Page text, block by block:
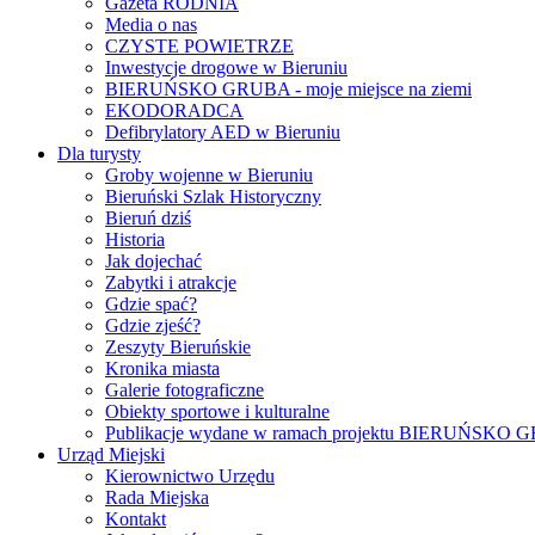
Media o nas
CZYSTE POWIETRZE
Inwestycje drogowe w Bieruniu
BIERUŃSKO GRUBA - moje miejsce na ziemi
EKODORADCA
Defibrylatory AED w Bieruniu
Dla turysty
Groby wojenne w Bieruniu
Bieruński Szlak Historyczny
Bieruń dziś
Historia
Jak dojechać
Zabytki i atrakcje
Gdzie spać?
Gdzie zjeść?
Zeszyty Bieruńskie
Kronika miasta
Galerie fotograficzne
Obiekty sportowe i kulturalne
Publikacje wydane w ramach projektu BIERUŃSKO
Urząd Miejski
Kierownictwo Urzędu
Rada Miejska
Kontakt